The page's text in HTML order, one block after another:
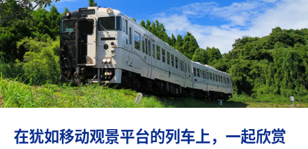
旅行灵感
目的地
在犹如移动观景平台的列车上，一起欣赏